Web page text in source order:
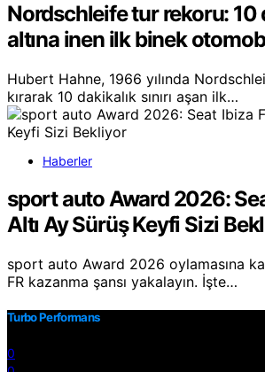
Nordschleife tur rekoru: 10
altına inen ilk binek
Hubert Hahne, 1966 yılında
kırarak 10 dakikalık sınırı aşan ilk…
Haberler
sport auto Award 2026:
Altı Ay Sürüş Keyfi Sizi
sport auto Award 2026 oylamasına
FR kazanma şansı yakalayın. İşte…
Turbo Performans
0